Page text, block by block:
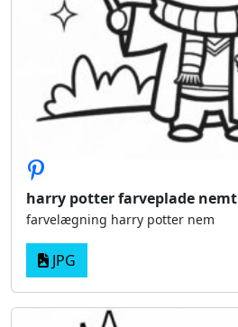
harry potter farveplade nemt
farvelægning harry potter nem
JPG